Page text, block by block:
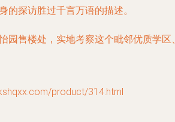
的探访胜过千言万语的描述。
园售楼处，实地考察这个毗邻优质学
product/314.html